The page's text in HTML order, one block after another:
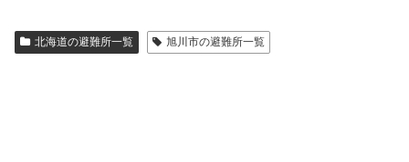
北海道の避難所一覧 旭川市の避難所一覧